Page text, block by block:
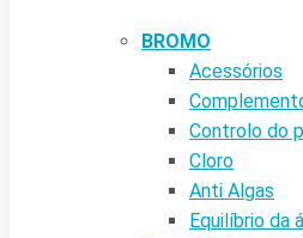
BROMO
Acessórios
Controlo do
Cloro
Anti Algas
Equilíbrio da